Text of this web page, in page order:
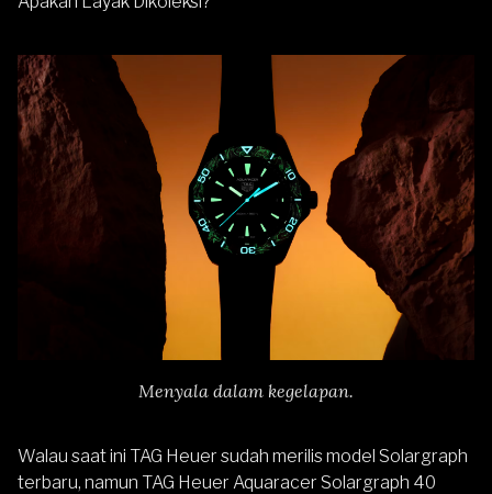
Menyala dalam kegelapan.
Walau saat ini TAG Heuer sudah merilis model Solargraph
terbaru, namun TAG Heuer Aquaracer Solargraph 40